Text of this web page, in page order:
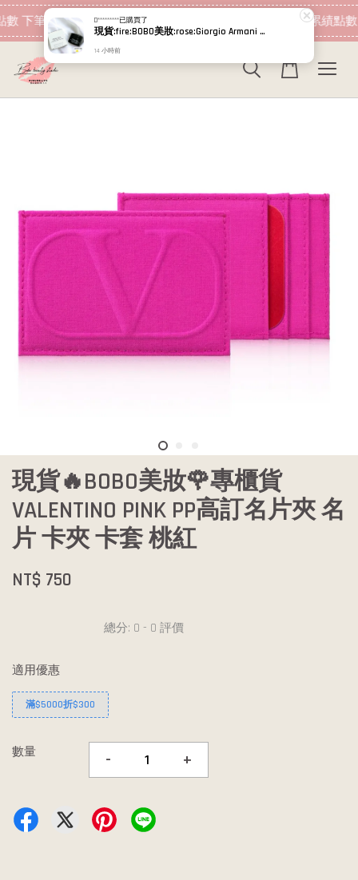
下筆消費即可折抵 現在去購物！ 加入會員 消費即可累績點數
現貨🔥BOBO美妝🌹專櫃貨
VALENTINO PINK PP高訂名片夾 名
片 卡夾 卡套 桃紅
NT$ 750
總分: 0 - 0 評價
適用優惠
滿$5000折$300
數量 - +
D*********已購買了
現貨:fire:BOBO美妝:rose:Giorgio Armani 黑曜岩新生奇蹟乳霜 輕乳霜 經典版 15ml 5ml小樣 GA
14 小時前